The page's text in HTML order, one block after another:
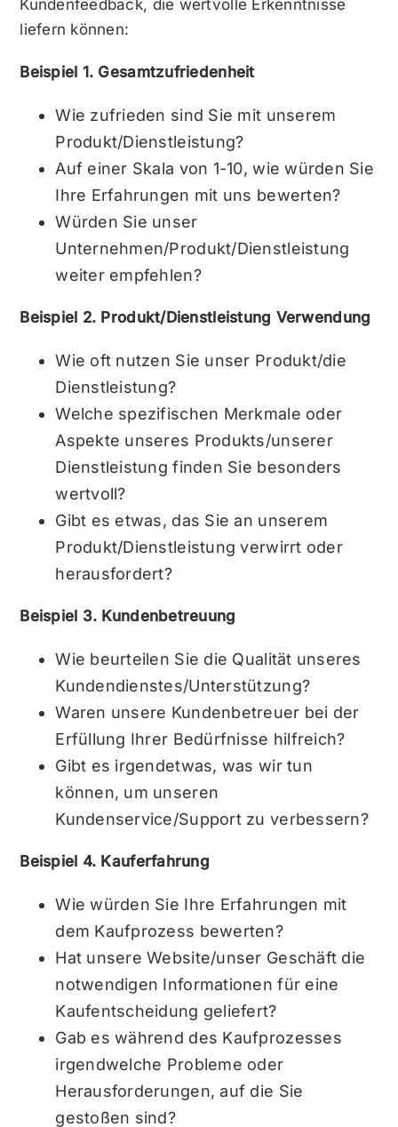
Kundenfeedback, die wertvolle Erkenntnisse
liefern können:
Beispiel 1. Gesamtzufriedenheit
Wie zufrieden sind Sie mit unserem
Produkt/Dienstleistung?
Auf einer Skala von 1-10, wie würden Sie
Ihre Erfahrungen mit uns bewerten?
Würden Sie unser
Unternehmen/Produkt/Dienstleistung
weiter empfehlen?
Beispiel 2. Produkt/Dienstleistung Verwendung
Wie oft nutzen Sie unser Produkt/die
Dienstleistung?
Welche spezifischen Merkmale oder
Aspekte unseres Produkts/unserer
Dienstleistung finden Sie besonders
wertvoll?
Gibt es etwas, das Sie an unserem
Produkt/Dienstleistung verwirrt oder
herausfordert?
Beispiel 3. Kundenbetreuung
Wie beurteilen Sie die Qualität unseres
Kundendienstes/Unterstützung?
Waren unsere Kundenbetreuer bei der
Erfüllung Ihrer Bedürfnisse hilfreich?
Gibt es irgendetwas, was wir tun
können, um unseren
Kundenservice/Support zu verbessern?
Beispiel 4. Kauferfahrung
Wie würden Sie Ihre Erfahrungen mit
dem Kaufprozess bewerten?
Hat unsere Website/unser Geschäft die
notwendigen Informationen für eine
Kaufentscheidung geliefert?
Gab es während des Kaufprozesses
irgendwelche Probleme oder
Herausforderungen, auf die Sie
gestoßen sind?